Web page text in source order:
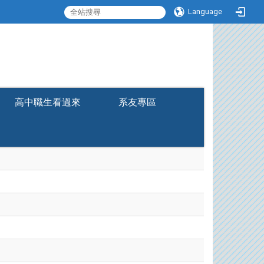
Language
高中職生看過來 系友專區